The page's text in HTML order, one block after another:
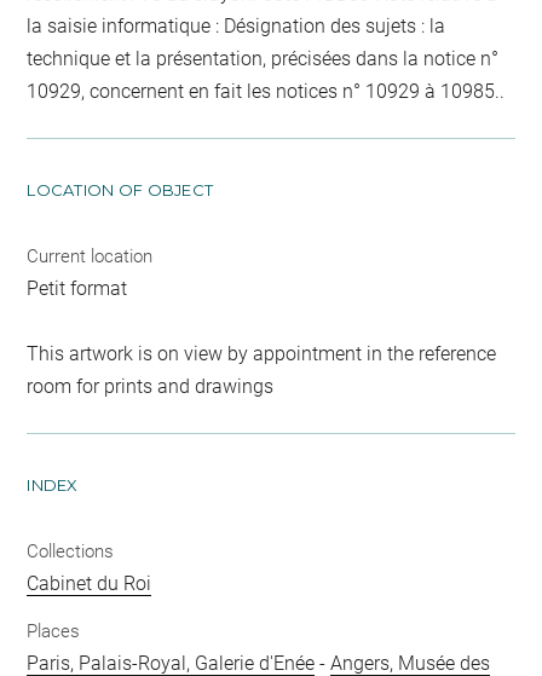
la saisie informatique : Désignation des sujets : la
technique et la présentation, précisées dans la notice n°
10929, concernent en fait les notices n° 10929 à 10985..
LOCATION OF OBJECT
Current location
Petit format
This artwork is on view by appointment in the reference
room for prints and drawings
INDEX
Collections
Cabinet du Roi
Places
Paris, Palais-Royal, Galerie d'Enée -Angers, Musée des